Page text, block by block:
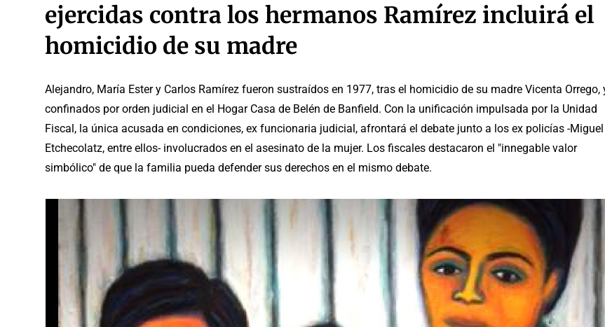
ejercidas contra los hermanos Ramírez incluirá el
homicidio de su madre
Alejandro, María Ester y Carlos Ramírez fueron sustraídos en 1977, tras el homicidio de su madre Vicenta Orrego,
confinados por orden judicial en el Hogar Casa de Belén de Banfield. Con la unificación impulsada por la Unidad
Fiscal, la única acusada en condiciones, ex funcionaria judicial, afrontará el debate junto a los ex policías -Miguel
Etchecolatz, entre ellos- involucrados en el asesinato de la mujer. Los fiscales destacaron el "innegable valor
simbólico" de que la familia pueda defender sus derechos en el mismo debate.